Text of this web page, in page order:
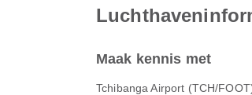
Maak kennis met
Tchibanga Airport (TCH/